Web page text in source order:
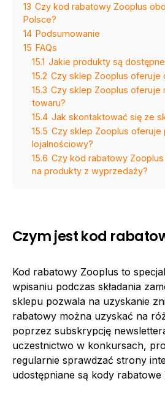
13 Czy kod rabatowy Zooplus
Polsce?
14 Podsumowanie
15 FAQs
15.1 Jakie produkty są
15.2 Czy sklep Zooplus oferuje
15.3 Czy sklep Zooplus oferuje
towaru?
15.4 Jak skontaktować się ze
15.5 Czy sklep Zooplus oferuje
lojalnościowy?
15.6 Czy kod rabatowy
na produkty z wyprzedaży?
Czym jest kod
Kod rabatowy Zooplus to
wpisaniu podczas składania
sklepu pozwala na uzyskanie
rabatowy można uzyskać na
poprzez subskrypcję
uczestnictwo w konkursach,
regularnie sprawdzać strony
udostępniane są kody rabatowe